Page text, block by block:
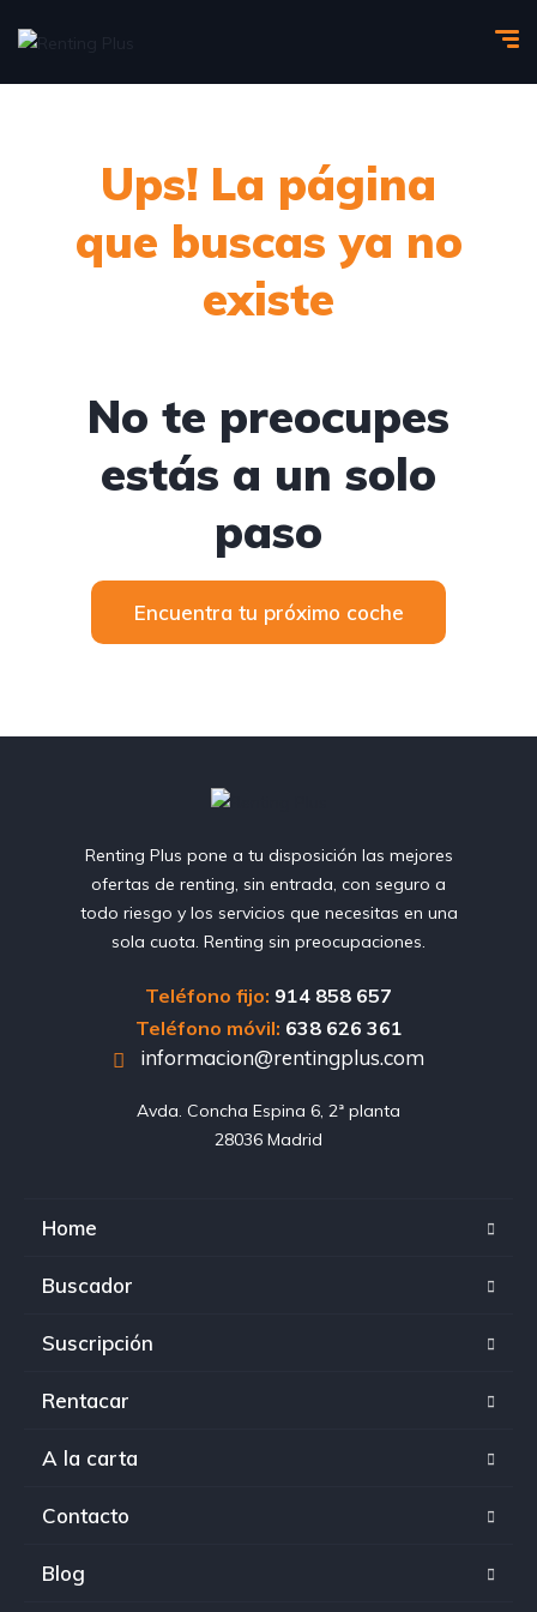
Ups! La página
que buscas ya no
existe
No te preocupes
estás a un solo
paso
Encuentra tu próximo coche
Renting Plus pone a tu disposición las mejores
ofertas de renting, sin entrada, con seguro a
todo riesgo y los servicios que necesitas en una
sola cuota. Renting sin preocupaciones.
Teléfono fijo: 914 858 657
Teléfono móvil: 638 626 361
informacion@rentingplus.com
Avda. Concha Espina 6, 2ª planta
28036 Madrid
Home
Buscador
Suscripción
Rentacar
A la carta
Contacto
Blog